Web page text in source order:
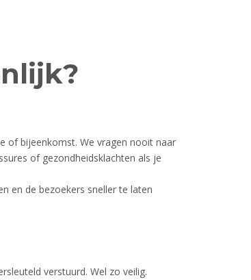
of bijeenkomst. We vragen nooit naar
of gezondheidsklachten als je
en de bezoekers sneller te laten
verstuurd. Wel zo veilig.